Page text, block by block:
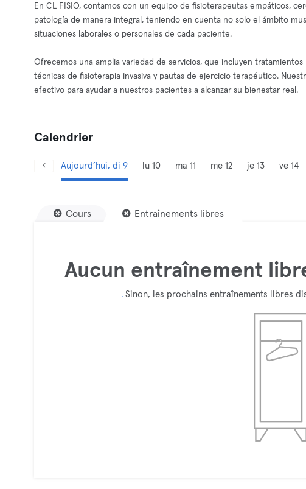
En CL FISIO, contamos con un equipo de fisioterapeutas empáticos,
patología de manera integral, teniendo en cuenta no solo el ámbito
situaciones laborales o personales de cada paciente.
Ofrecemos una amplia variedad de servicios, que incluyen
técnicas de fisioterapia invasiva y pautas de ejercicio terapéutico.
efectivo para ayudar a nuestros pacientes a alcanzar su bienestar real.
Calendrier
Aujourd’hui, di 9 lu 10 ma 11 me 12 je 13 ve 14
Cours Entraînements libres
Aucun entraînement
. Sinon, les prochains entraînements libres